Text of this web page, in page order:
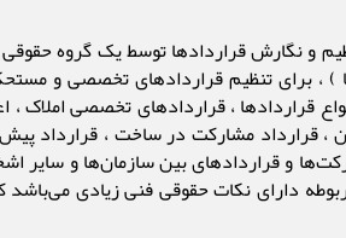
نگارش قراردادها توسط یک گروه حقوقی
برای تنظیم قرارداد‌های تخصصی و
، قراردادهای تخصصی املاک ،
، قرارداد مشارکت در ساخت ، قرارداد
و قراردادهای بین سازمان‌ها و سایر
دارای نکات حقوقی فنی زیادی می‌باشد